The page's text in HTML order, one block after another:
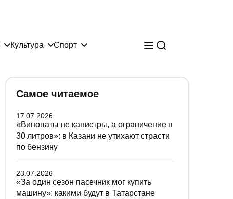
Культура Спорт
Самое читаемое
17.07.2026
«Виноваты не канистры, а ограничение в
30 литров»: в Казани не утихают страсти
по бензину
23.07.2026
«За один сезон пасечник мог купить
машину»: какими будут в Татарстане